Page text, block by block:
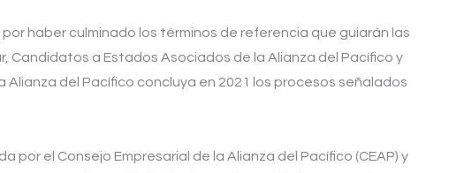
haber culminado los términos de referencia que guiarán las
Candidatos a Estados Asociados de la Alianza del Pacífico y
Alianza del Pacífico concluya en 2021 los procesos señalados
el Consejo Empresarial de la Alianza del Pacífico (CEAP) y